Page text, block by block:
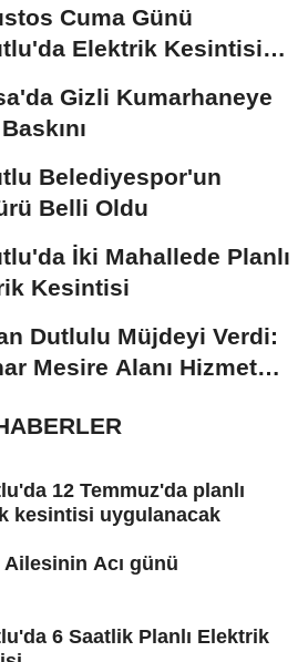
Cuma Günü
Elektrik Kesintisi
Gizli Kumarhaneye
Belediyespor'un
Belli Oldu
İki Mahallede Planlı
Kesintisi
Dutlulu Müjdeyi Verdi:
Mesire Alanı Hizmete
12 Temmuz'da planlı
kesintisi uygulanacak
Ailesinin Acı günü
6 Saatlik Planlı Elektrik